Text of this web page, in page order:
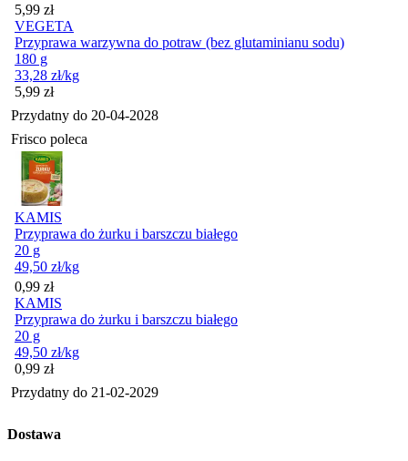
Cena
5,99 zł
VEGETA
Przyprawa warzywna do potraw (bez glutaminianu sodu)
180 g
33,28 zł/kg
Cena
5,99 zł
Przydatny do 20-04-2028
Frisco poleca
KAMIS
Przyprawa do żurku i barszczu białego
20 g
49,50 zł/kg
Cena
0,99 zł
KAMIS
Przyprawa do żurku i barszczu białego
20 g
49,50 zł/kg
Cena
0,99 zł
Przydatny do 21-02-2029
Dostawa